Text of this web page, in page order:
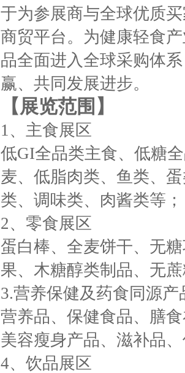
于为参展商与全球优质
商贸平台。为健康轻食
品全面进入全球采购体
赢、共同发展进步。
【展览范围】
1、主食展区
低GI全品类主食、低糖
麦、低脂肉类、鱼类、
类、调味类、肉酱类等；
2、零食展区
蛋白棒、全麦饼干、无
果、木糖醇类制品、无
3.营养保健及药食同源产
营养品、保健食品、膳
美容瘦身产品、滋补品
4、饮品展区